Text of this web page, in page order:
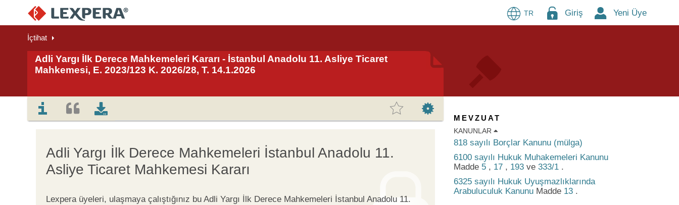
TR Giriş Yeni Üye
İçtihat
Adli Yargı İlk Derece Mahkemeleri Kararı - İstanbul Anadolu 11. Asliye Ticaret
Mahkemesi, E. 2023/123 K. 2026/28, T. 14.1.2026
Adli Yargı İlk Derece Mahkemeleri İstanbul Anadolu 11.
Asliye Ticaret Mahkemesi Kararı
Lexpera üyeleri, ulaşmaya çalıştığınız bu Adli Yargı İlk Derece Mahkemeleri İstanbul Anadolu 11.
MEVZUAT
KANUNLAR
818 sayılı Borçlar Kanunu (mülga)
6100 sayılı Hukuk Muhakemeleri Kanunu
Madde 5 , 17 , 193 ve 333/1 .
6325 sayılı Hukuk Uyuşmazlıklarında
Arabuluculuk Kanunu Madde 13 .